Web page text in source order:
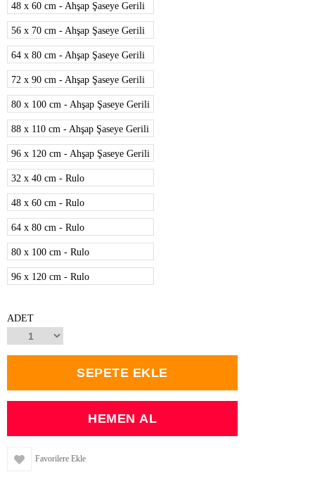
48 x 60 cm - Ahşap Şaseye Gerili
56 x 70 cm - Ahşap Şaseye Gerili
64 x 80 cm - Ahşap Şaseye Gerili
72 x 90 cm - Ahşap Şaseye Gerili
80 x 100 cm - Ahşap Şaseye Gerili
88 x 110 cm - Ahşap Şaseye Gerili
96 x 120 cm - Ahşap Şaseye Gerili
32 x 40 cm - Rulo
48 x 60 cm - Rulo
64 x 80 cm - Rulo
80 x 100 cm - Rulo
96 x 120 cm - Rulo
ADET
Favorilere Ekle